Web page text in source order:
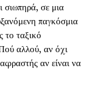
σιωπηρά, σε μια
παγκόσμια
το ταξικό
αλλού, αν όχι
αν είναι να